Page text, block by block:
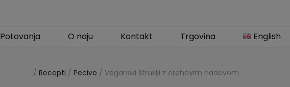
Potovanja O naju Kontakt Trgovina English
/ Recepti / Pecivo / Veganski štruklji z orehovim nadevom